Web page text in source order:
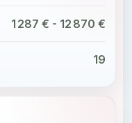
1 287 € - 12 870 €
19